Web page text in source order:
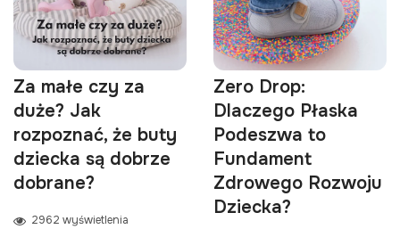
Za małe czy za
duże? Jak
rozpoznać, że buty
dziecka są dobrze
dobrane?
2962 wyświetlenia
Zero Drop:
Dlaczego Płaska
Podeszwa to
Fundament
Zdrowego Rozwoju
Dziecka?